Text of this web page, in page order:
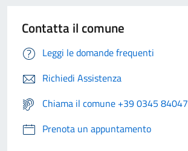
Contatta il comune
Leggi le domande frequenti
Richiedi Assistenza
Chiama il comune +39 0345 84047
Prenota un appuntamento